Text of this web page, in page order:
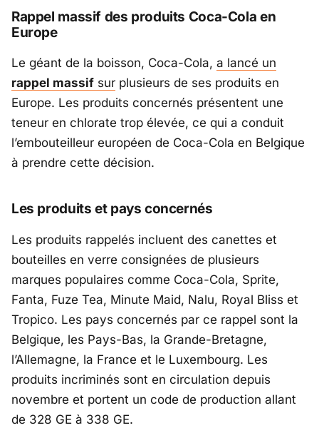
Rappel massif des produits Coca-Cola en
Europe
Le géant de la boisson, Coca-Cola, a lancé un
rappel massif sur plusieurs de ses produits en
Europe. Les produits concernés présentent une
teneur en chlorate trop élevée, ce qui a conduit
l’embouteilleur européen de Coca-Cola en Belgique
à prendre cette décision.
Les produits et pays concernés
Les produits rappelés incluent des canettes et
bouteilles en verre consignées de plusieurs
marques populaires comme Coca-Cola, Sprite,
Fanta, Fuze Tea, Minute Maid, Nalu, Royal Bliss et
Tropico. Les pays concernés par ce rappel sont la
Belgique, les Pays-Bas, la Grande-Bretagne,
l’Allemagne, la France et le Luxembourg. Les
produits incriminés sont en circulation depuis
novembre et portent un code de production allant
de 328 GE à 338 GE.